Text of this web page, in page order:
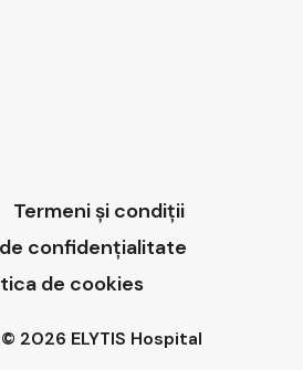
Termeni și condiții
confidențialitate
de cookies
2026 ELYTIS Hospital